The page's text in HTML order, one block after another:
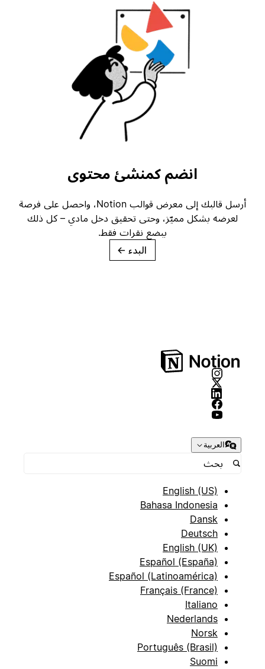
انضم كمنشئ محتوى
أرسل قالبك إلى معرض قوالب Notion، واحصل على فرصة
لعرضه بشكل مميّز، وحتى تحقيق دخل مادي – كل ذلك
ببضع نقرات فقط.
→
العربية
English (US)
Bahasa Indonesia
Dansk
Deutsch
English (UK)
Español (España)
Español (Latinoamérica)
Français (France)
Italiano
Nederlands
Norsk
Português (Brasil)
Suomi